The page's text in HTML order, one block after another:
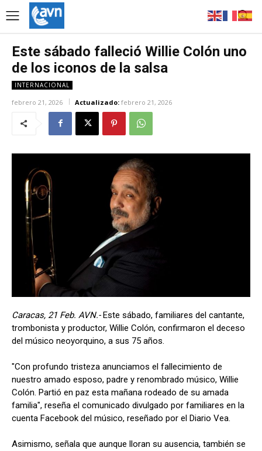
Este sábado falleció Willie Colón uno
de los iconos de la salsa
INTERNACIONAL
febrero 21, 2026 Actualizado: febrero 21, 2026
Caracas, 21 Feb. AVN.-Este sábado, familiares del cantante,
trombonista y productor, Willie Colón, confirmaron el deceso
del músico neoyorquino, a sus 75 años.
"Con profundo tristeza anunciamos el fallecimiento de
nuestro amado esposo, padre y renombrado músico, Willie
Colón. Partió en paz esta mañana rodeado de su amada
familia", reseña el comunicado divulgado por familiares en la
cuenta Facebook del músico, reseñado por el Diario Vea.
Asimismo, señala que aunque lloran su ausencia, también se